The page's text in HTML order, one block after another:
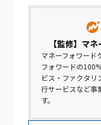
【監修】 マネ
マネーフォワード
フォワードの
ビス・ファクタリ
行サービスなど事
す。